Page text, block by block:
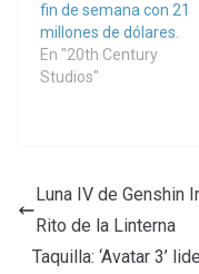
fin de semana con 21
millones de dólares.
En "20th Century
Studios"
Luna IV de Genshin
Rito de la Linterna
Taquilla: ‘Avatar 3’